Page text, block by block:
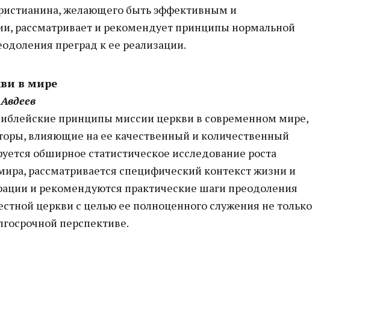
желающего быть эффективным и
рассматривает и рекомендует принципы нормальной
преград к ее реализации.
в мире
принципы миссии церкви в современном мире,
влияющие на ее качественный и количественный
обширное статистическое исследование роста
рассматривается специфический контекст жизни и
и рекомендуются практические шаги преодоления
церкви с целью ее полноценного служения не только
перспективе.